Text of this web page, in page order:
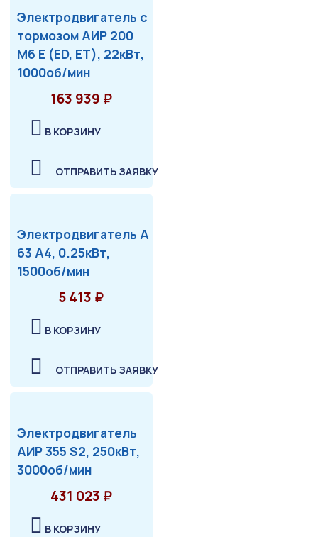
Электродвигатель с
тормозом АИР 200
М6 Е (ED, ET), 22кВт,
1000об/мин
163 939 ₽
В КОРЗИНУ
ОТПРАВИТЬ ЗАЯВКУ
Электродвигатель А
63 А4, 0.25кВт,
1500об/мин
5 413 ₽
В КОРЗИНУ
ОТПРАВИТЬ ЗАЯВКУ
Электродвигатель
АИР 355 S2, 250кВт,
3000об/мин
431 023 ₽
В КОРЗИНУ